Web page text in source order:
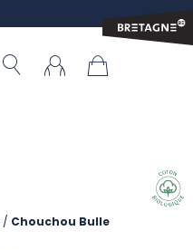
Chouchou Bulle